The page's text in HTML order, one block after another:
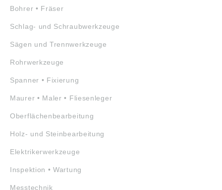
Bohrer • Fräser
Schlag- und Schraubwerkzeuge
Sägen und Trennwerkzeuge
Rohrwerkzeuge
Spanner • Fixierung
Maurer • Maler • Fliesenleger
Oberflächenbearbeitung
Holz- und Steinbearbeitung
Elektrikerwerkzeuge
Inspektion • Wartung
Messtechnik